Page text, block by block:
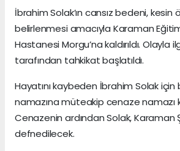
İbrahim Solak’ın cansız bedeni,
belirlenmesi amacıyla Karaman
Hastanesi Morgu’na kaldırıldı. Olayla
tarafından tahkikat başlatıldı.
Hayatını kaybeden İbrahim Solak
namazına müteakip cenaze namazı
Cenazenin ardından Solak, Karaman
defnedilecek.